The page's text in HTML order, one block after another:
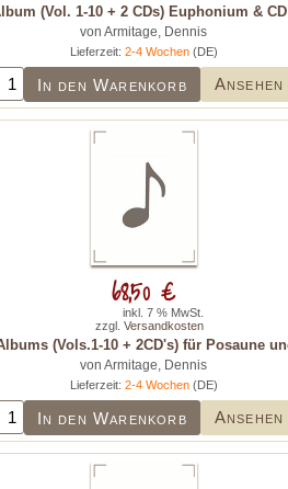
(Vol. 1-10 + 2 CDs) Euphonium &
von Armitage, Dennis
Lieferzeit: 2-4 Wochen(DE)
In den Warenkorb Ansehen
(Vols.1-10 + 2CD's) für Posaune
von Armitage, Dennis
Lieferzeit: 2-4 Wochen(DE)
In den Warenkorb Ansehen
68,50 €
inkl. 7 % MwSt.
zzgl. Versandkosten